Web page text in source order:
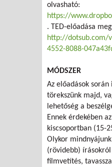
olvasható:
https://
. TED-előadása
http://dotsub.com/
4552-8088-
MÓDSZER
Az előadások
törekszünk majd,
lehetőség a
Ennek érdekében
kiscsoportban (15-
Olykor
(rövidebb)
filmvetítés,